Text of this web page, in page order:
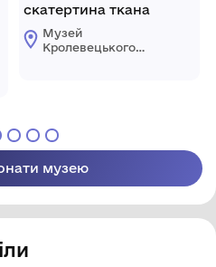
скатертина ткана
Музей
Кролевецького
музею